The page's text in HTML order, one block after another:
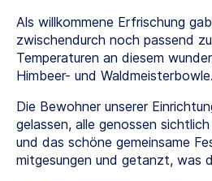
Als willkommene Erfrischung
zwischendurch noch passend
Temperaturen an diesem
Himbeer- und Waldmeisterbowle.
Die Bewohner unserer
gelassen, alle genossen
und das schöne gemeinsame
mitgesungen und getanzt, was